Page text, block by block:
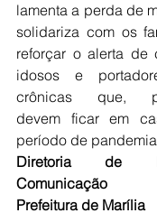
lamenta a perda de
solidariza com os
reforçar o alerta de
idosos e
crônicas que,
devem ficar em
período de
Diretoria de
Comunicação
Prefeitura de Marília